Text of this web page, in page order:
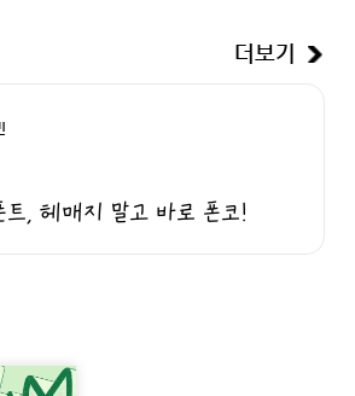
더보기
트, 헤매지 말고 바로 폰코!